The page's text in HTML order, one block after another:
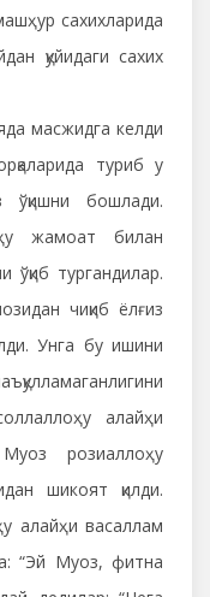
сахихларида
қуйидаги сахих
масжидга келди
туриб у
бошлади.
жамоат билан
ўқиб тургандилар.
чиқиб ёлғиз
Унга бу ишини
алайҳи
розиаллоҳу
шикоят қилди.
алайҳи васаллам
“Эй Муоз, фитна